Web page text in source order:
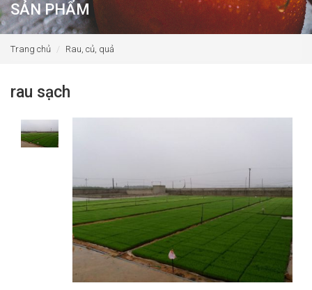
SẢN PHẨM
Trang chủ Rau, củ, quả
rau sạch